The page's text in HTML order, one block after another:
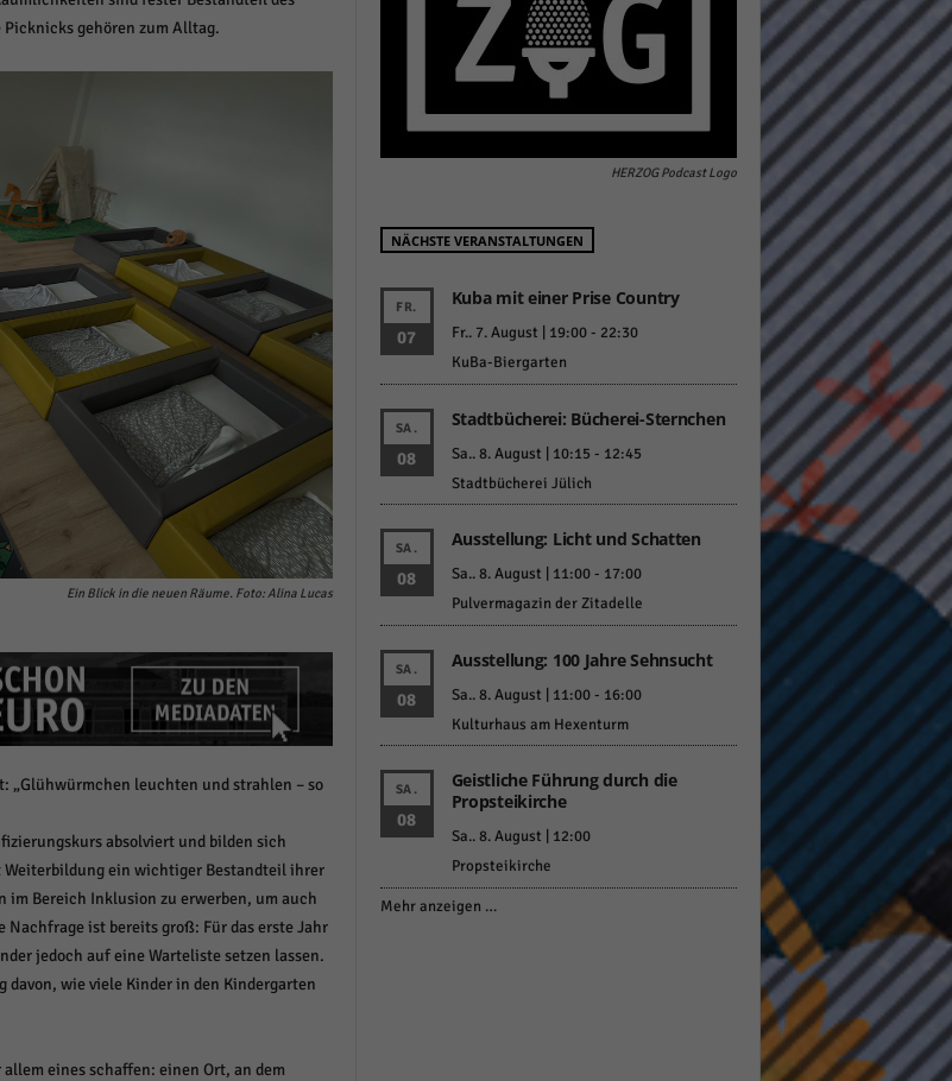
gehören zum Alltag.
Ein Blick in die neuen Räume. Foto: Alina Lucas
„Glühwürmchen leuchten und strahlen – so
absolviert und bilden sich
ein wichtiger Bestandteil ihrer
Bereich Inklusion zu erwerben, um auch
Nachfrage ist bereits groß: Für das erste Jahr
jedoch auf eine Warteliste setzen lassen.
wie viele Kinder in den Kindergarten
eines schaffen: einen Ort, an dem
HERZOG Podcast Logo
NÄCHSTE VERANSTALTUNGEN
FR.
07
Kuba mit einer Prise Country
Fr.. 7. August | 19:00- 22:30
KuBa-Biergarten
SA.
08
Stadtbücherei: Bücherei-Sternchen
Sa.. 8. August | 10:15 - 12:45
Stadtbücherei Jülich
SA.
08
Ausstellung: Licht und Schatten
Sa.. 8. August | 11:00- 17:00
Pulvermagazin der Zitadelle
SA.
08
Ausstellung: 100 Jahre Sehnsucht
Sa.. 8. August | 11:00- 16:00
Kulturhaus am Hexenturm
SA.
08
Geistliche Führung durch die
Propsteikirche
Sa.. 8. August | 12:00
Propsteikirche
Mehr anzeigen …
Datenschutzerklärung Impressum